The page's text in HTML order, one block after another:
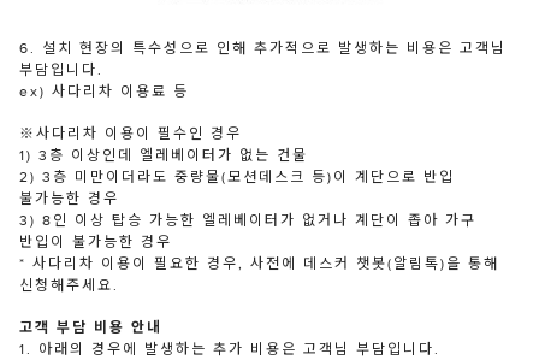
6. 설치 현장의 특수성으로 인해 추가적으로 발생하는 비용은 고객님
부담입니다.
ex) 사다리차 이용료 등
※사다리차 이용이 필수인 경우
1) 3층 이상인데 엘레베이터가 없는 건물
2) 3층 미만이더라도 중량물(모션데스크 등)이 계단으로 반입
불가능한 경우
3) 8인 이상 탑승 가능한 엘레베이터가 없거나 계단이 좁아 가구
반입이 불가능한 경우
* 사다리차 이용이 필요한 경우, 사전에 데스커 챗봇(알림톡)을 통해
신청해주세요.
고객 부담 비용 안내
1. 아래의 경우에 발생하는 추가 비용은 고객님 부담입니다.